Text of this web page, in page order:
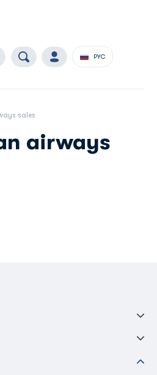
РУС
sales
airways